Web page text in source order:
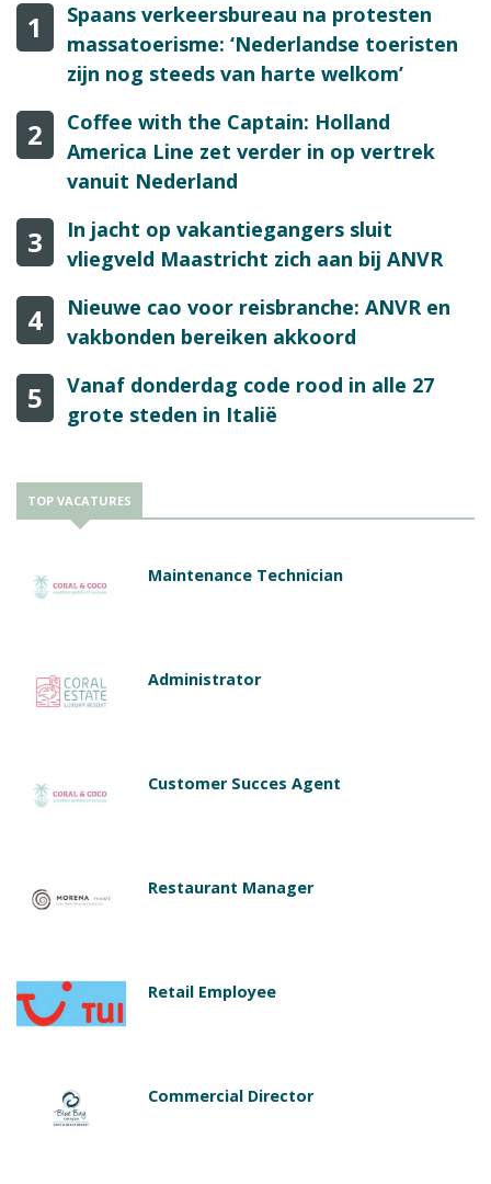
1
Spaans verkeersbureau na protesten
massatoerisme: ‘Nederlandse toeristen
zijn nog steeds van harte welkom’
2
Coffee with the Captain: Holland
America Line zet verder in op vertrek
vanuit Nederland
3
In jacht op vakantiegangers sluit
vliegveld Maastricht zich aan bij ANVR
4
Nieuwe cao voor reisbranche: ANVR en
vakbonden bereiken akkoord
5
Vanaf donderdag code rood in alle 27
grote steden in Italië
TOP VACATURES
Maintenance Technician
Administrator
Customer Succes Agent
Restaurant Manager
Retail Employee
Commercial Director